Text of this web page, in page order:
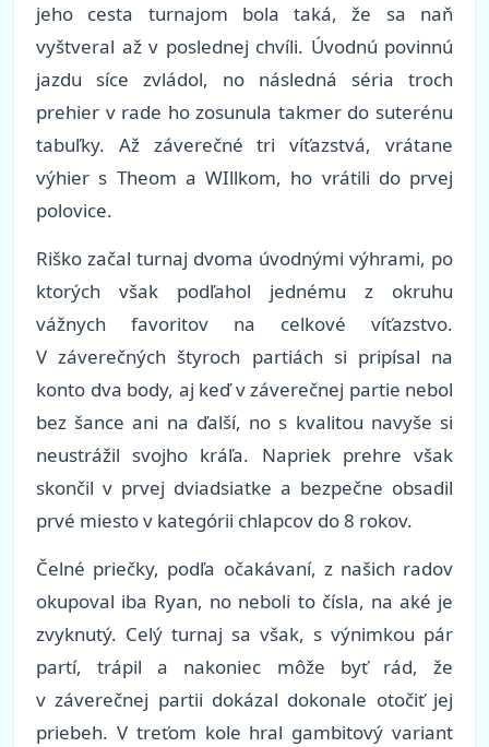
jeho cesta turnajom bola taká, že sa naň
vyštveral až v poslednej chvíli. Úvodnú povinnú
jazdu síce zvládol, no následná séria troch
prehier v rade ho zosunula takmer do suterénu
tabuľky. Až záverečné tri víťazstvá, vrátane
výhier s Theom a WIllkom, ho vrátili do prvej
polovice.
Riško začal turnaj dvoma úvodnými výhrami, po
ktorých však podľahol jednému z okruhu
vážnych favoritov na celkové víťazstvo.
V záverečných štyroch partiách si pripísal na
konto dva body, aj keď v záverečnej partie nebol
bez šance ani na ďalší, no s kvalitou navyše si
neustrážil svojho kráľa. Napriek prehre však
skončil v prvej dviadsiatke a bezpečne obsadil
prvé miesto v kategórii chlapcov do 8 rokov.
Čelné priečky, podľa očakávaní, z našich radov
okupoval iba Ryan, no neboli to čísla, na aké je
zvyknutý. Celý turnaj sa však, s výnimkou pár
partí, trápil a nakoniec môže byť rád, že
v záverečnej partii dokázal dokonale otočiť jej
priebeh. V treťom kole hral gambitový variant